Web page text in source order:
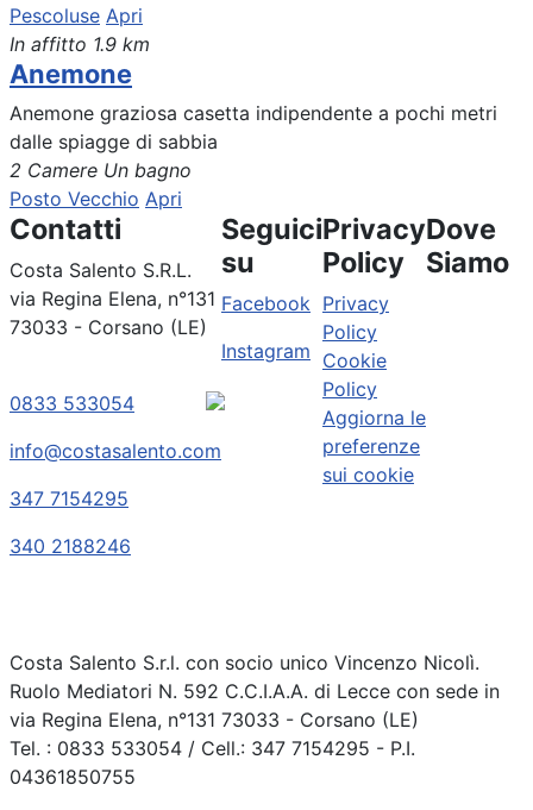
Pescoluse Apri
In affitto 1.9 km
Anemone
Anemone graziosa casetta indipendente a pochi metri
dalle spiagge di sabbia
2 Camere Un bagno
Posto Vecchio Apri
Contatti
Costa Salento S.R.L.
via Regina Elena, n°131
73033 - Corsano (LE)
0833 533054
info@costasalento.com
347 7154295
340 2188246
Seguici
su
Facebook
Instagram
Privacy
Policy
Privacy
Policy
Cookie
Policy
Aggiorna le
preferenze
sui cookie
Dove
Siamo
Costa Salento S.r.l. con socio unico Vincenzo Nicolì.
Ruolo Mediatori N. 592 C.C.I.A.A. di Lecce con sede in
via Regina Elena, n°131 73033 - Corsano (LE)
Tel. : 0833 533054 / Cell.: 347 7154295 - P.I.
04361850755